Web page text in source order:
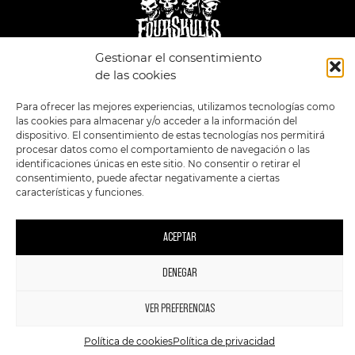
Gestionar el consentimiento
de las cookies
Para ofrecer las mejores experiencias, utilizamos tecnologías como
las cookies para almacenar y/o acceder a la información del
dispositivo. El consentimiento de estas tecnologías nos permitirá
procesar datos como el comportamiento de navegación o las
identificaciones únicas en este sitio. No consentir o retirar el
consentimiento, puede afectar negativamente a ciertas
características y funciones.
ACEPTAR
DENEGAR
VER PREFERENCIAS
Política de cookiesPolítica de privacidad
POLÍTICA DE
PRIVACIDAD
TÉRMINOS Y
CONDICIONES
GENERALES DE LA
VENTA
POLÍTICA DE COOKIES
TIENDA
ESTILOS
FORMATOS
PREVENTAS
OFERTAS
MERCHANDISING
FOUR SKULLS
2023 FourSkulls. Reservados todos los derechos.